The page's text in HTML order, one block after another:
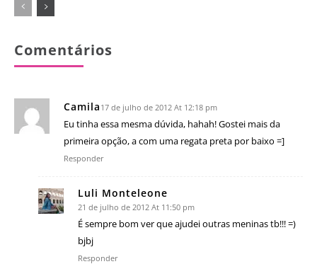
Comentários
Camila 17 de julho de 2012 At 12:18 pm
Eu tinha essa mesma dúvida, hahah! Gostei mais da
primeira opção, a com uma regata preta por baixo =]
Responder
Luli Monteleone
21 de julho de 2012 At 11:50 pm
É sempre bom ver que ajudei outras meninas tb!!! =)
bjbj
Responder